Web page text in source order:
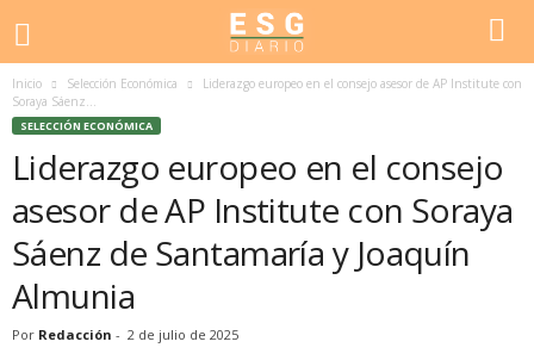
Inicio Selección Económica
Liderazgo europeo en el consejo asesor de AP Institute con
Soraya Sáenz...
SELECCIÓN ECONÓMICA
Liderazgo europeo en el consejo
asesor de AP Institute con Soraya
Sáenz de Santamaría y Joaquín
Almunia
Por Redacción - 2 de julio de 2025